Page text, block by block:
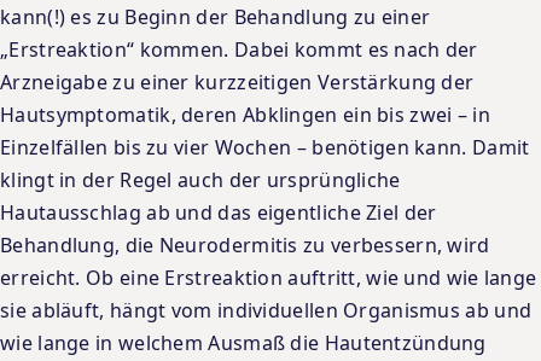
kann(!) es zu Beginn der Behandlung zu einer
„Erstreaktion“ kommen. Dabei kommt es nach der
Arzneigabe zu einer kurzzeitigen Verstärkung der
Hautsymptomatik, deren Abklingen ein bis zwei – in
Einzelfällen bis zu vier Wochen – benötigen kann. Damit
klingt in der Regel auch der ursprüngliche
Hautausschlag ab und das eigentliche Ziel der
Behandlung, die Neurodermitis zu verbessern, wird
erreicht. Ob eine Erstreaktion auftritt, wie und wie lange
sie abläuft, hängt vom individuellen Organismus ab und
wie lange in welchem Ausmaß die Hautentzündung